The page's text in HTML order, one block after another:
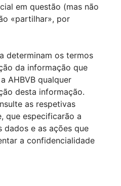
em questão (mas não
«partilhar», por
determinam os termos
da informação que
AHBVB qualquer
desta informação.
as respetivas
que especificarão a
dados e as ações que
a confidencialidade